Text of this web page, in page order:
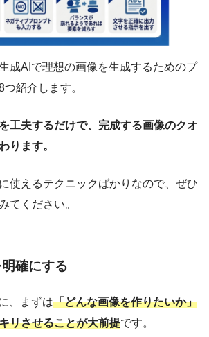
成AIで理想の画像を生成するためのプ
紹介します。
工夫するだけで、完成する画像のクオ
ります。
使えるテクニックばかりなので、ぜひ
てください。
確にする
、まずは「どんな画像を作りたいか」
リさせることが大前提です。